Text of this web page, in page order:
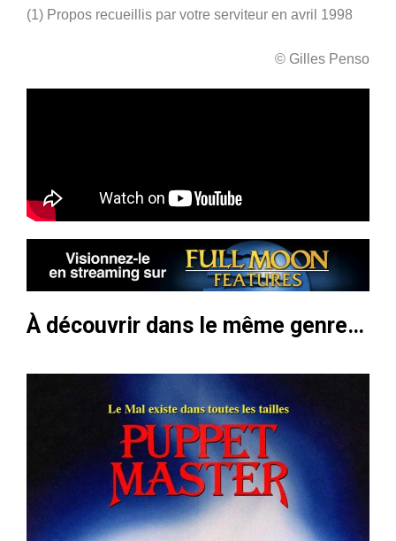
(1) Propos recueillis par votre serviteur en avril 1998
© Gilles Penso
À découvrir dans le même genre…